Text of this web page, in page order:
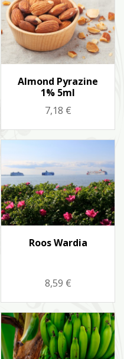
Kiirvaade
Almond Pyrazine
1% 5ml
Hind
7,18 €
Kiirvaade
Roos Wardia
Hind
8,59 €